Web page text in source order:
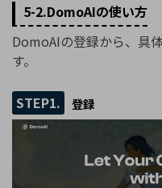
5-2.DomoAIの使い方
DomoAIの登録から、具
す。
STEP1. 登録